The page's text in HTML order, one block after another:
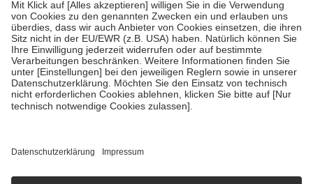
fallenkeine Zuzahlungenan bei:
• Kindern und Jugendlichen bis zum vollendeten 18. Lebensjahr
mit Ausnahme der Fahrkosten
• Untersuchungen zur Vorsorge und Früherkennung, die von der
GKV getragen werden
• empfohlenen Schutzimpfungen
• Harn- und Blutteststreifen
getroffen, um sicherzustellen, dass es sich um echte Bewertungen
https://help.etrusted.com/hc/de/articles/4419944605341